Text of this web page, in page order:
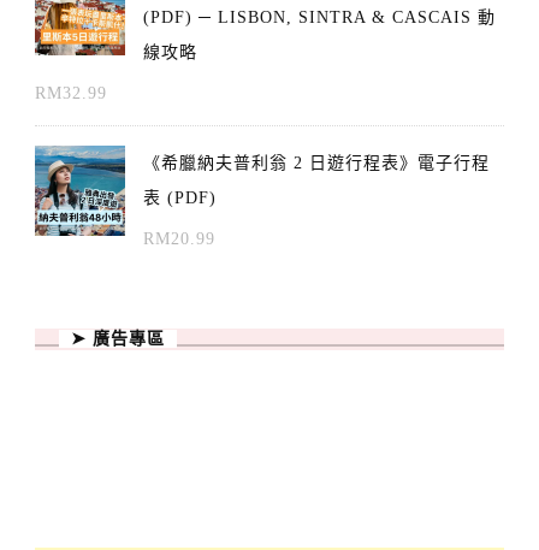
(PDF) ─ LISBON, SINTRA & CASCAIS 動
線攻略
RM32.99
《希臘納夫普利翁 2 日遊行程表》電子行程
表 (PDF)
RM20.99
➤ 廣告專區